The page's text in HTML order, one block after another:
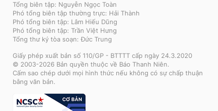
Tổng biên tập: Nguyễn Ngọc Toàn
Phó tổng biên tập thường trực: Hải Thành
Phó tổng biên tập: Lâm Hiếu Dũng
Phó tổng biên tập: Trần Việt Hưng
Tổng thư ký tòa soạn: Đức Trung
Giấy phép xuất bản số 110/GP - BTTTT cấp ngày 24.3.2020
© 2003-2026 Bản quyền thuộc về Báo Thanh Niên.
Cấm sao chép dưới mọi hình thức nếu không có sự chấp thuận
bằng văn bản.